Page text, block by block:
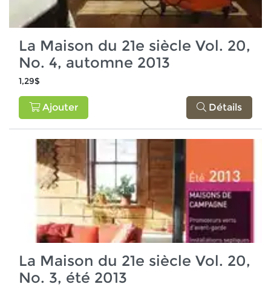
La Maison du 21e siècle Vol. 20,
No. 4, automne 2013
1,29$
Ajouter Détails
La Maison du 21e siècle Vol. 20,
No. 3, été 2013